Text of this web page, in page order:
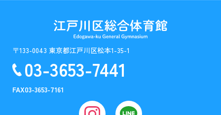
〒133-0043 東京都江戸川区松本1-35-1
03-3653-7441
FAX03-3653-7161